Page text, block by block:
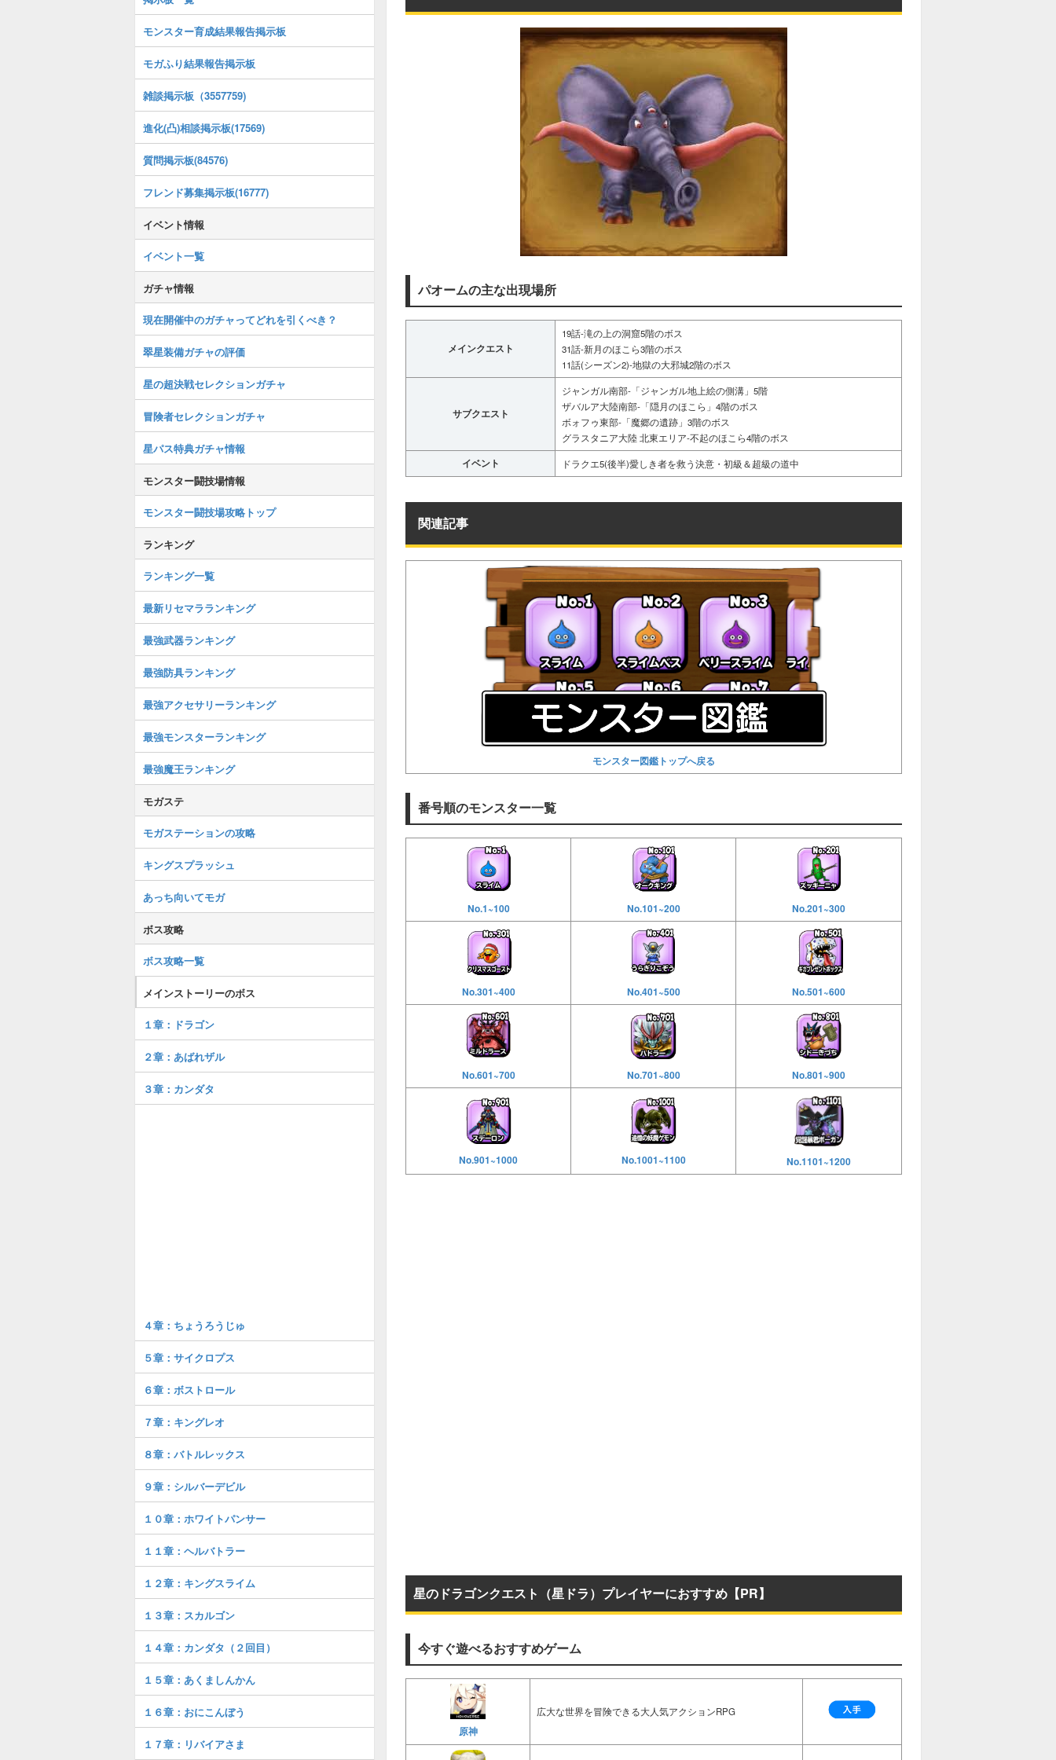
パオームの主な出現場所
メインクエスト
19話-滝の上の洞窟5階のボス
31話-新月のほこら3階のボス
11話(シーズン2)-地獄の大邪城2階のボス
サブクエスト
ジャンガル南部-「ジャンガル地上絵の側溝」5階
ザバルア大陸南部-「隠月のほこら」4階のボス
ボォフゥ東部-「魔郷の遺跡」3階のボス
グラスタニア大陸 北東エリア-不起のほこら4階のボス
イベント ドラクエ5(後半)愛しき者を救う決意・初級＆超級の道中
関連記事
モンスター図鑑トップへ戻る
番号順のモンスター一覧
No.1~100 No.101~200 No.201~300
No.301~400 No.401~500 No.501~600
No.601~700 No.701~800 No.801~900
No.901~1000 No.1001~1100 No.1101~1200
星のドラゴンクエスト（星ドラ）プレイヤーにおすすめ【PR】
今すぐ遊べるおすすめゲーム
原神
広大な世界を冒険できる大人気アクションRPG
モンスター育成結果報告掲示板
モガふり結果報告掲示板
雑談掲示板（3557759)
進化(凸)相談掲示板(17569)
質問掲示板(84576)
フレンド募集掲示板(16777)
イベント情報
イベント一覧
ガチャ情報
現在開催中のガチャってどれを引くべき？
翠星装備ガチャの評価
星の超決戦セレクションガチャ
冒険者セレクションガチャ
星パス特典ガチャ情報
モンスター闘技場情報
モンスター闘技場攻略トップ
ランキング
ランキング一覧
最新リセマラランキング
最強武器ランキング
最強防具ランキング
最強アクセサリーランキング
最強モンスターランキング
最強魔王ランキング
モガステ
モガステーションの攻略
キングスプラッシュ
あっち向いてモガ
ボス攻略
ボス攻略一覧
メインストーリーのボス
１章：ドラゴン
２章：あばれザル
３章：カンダタ
４章：ちょうろうじゅ
５章：サイクロプス
６章：ボストロール
７章：キングレオ
８章：バトルレックス
９章：シルバーデビル
１０章：ホワイトパンサー
１１章：ヘルバトラー
１２章：キングスライム
１３章：スカルゴン
１４章：カンダタ（２回目）
１５章：あくましんかん
１６章：おにこんぼう
１７章：リバイアさま